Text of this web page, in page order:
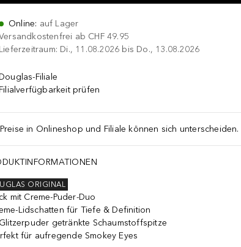
Online: auf Lager
ab CHF 49.95
Lieferzeitraum: Di., 11.08.2026 bis Do., 13.08.2026
Filiale
prüfen
in Onlineshop und Filiale können sich unterscheiden.
ORIGINAL
mit Creme-Puder-Duo
Lidschatten für Tiefe & Definition
getränkte Schaumstoffspitze
für aufregende Smokey Eyes
Tournesol) Seed Oil, Ethylhexylglycerin, Tocopherol